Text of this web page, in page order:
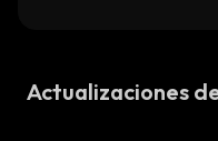
Actualizaciones